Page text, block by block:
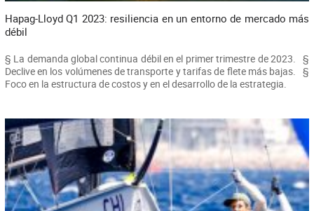
Hapag-Lloyd Q1 2023: resiliencia en un entorno de mercado más
débil
§ La demanda global continua débil en el primer trimestre de 2023. §
Declive en los volúmenes de transporte y tarifas de flete más bajas. §
Foco en la estructura de costos y en el desarrollo de la estrategia.